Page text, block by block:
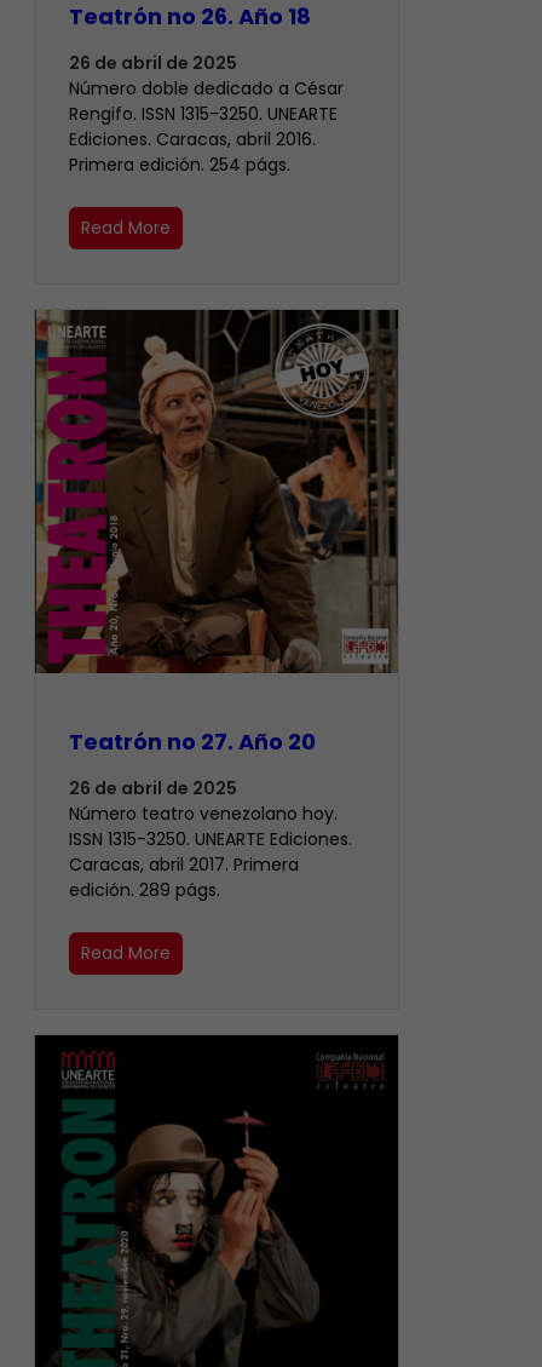
Teatrón no 26. Año 18
26 de abril de 2025
Número doble dedicado a César
Rengifo. ISSN 1315-3250. UNEARTE
Ediciones. Caracas, abril 2016.
Primera edición. 254 págs.
Read More
Teatrón no 27. Año 20
26 de abril de 2025
Número teatro venezolano hoy.
ISSN 1315-3250. UNEARTE Ediciones.
Caracas, abril 2017. Primera
edición. 289 págs.
Read More